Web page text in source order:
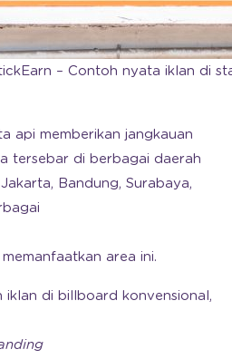
– Contoh nyata iklan di
api memberikan jangkauan
tersebar di berbagai daerah
Bandung, Surabaya,
area ini.
iklan di billboard konvensional,